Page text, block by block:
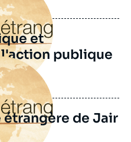
et
publique
de Jair